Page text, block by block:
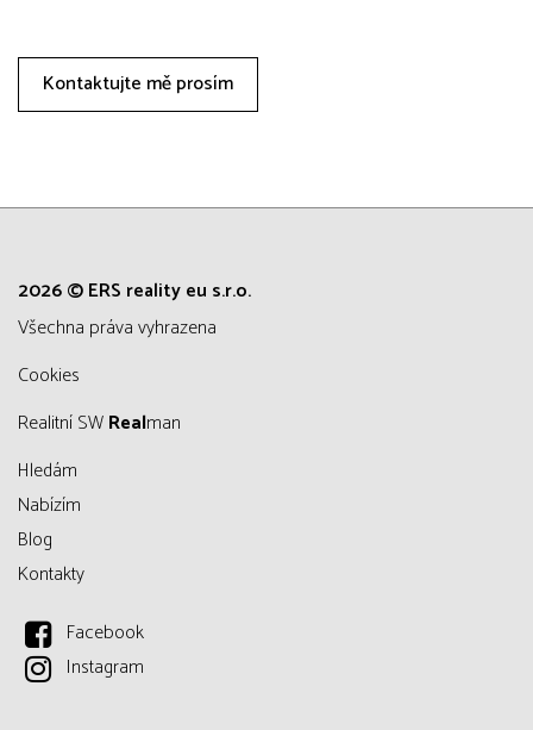
Kontaktujte mě prosím
2026 © ERS reality eu s.r.o.
všechna práva vyhrazena
Cookies
Realitní SWRealman
Hledám
Nabízím
Blog
Kontakty
Facebook
Instagram